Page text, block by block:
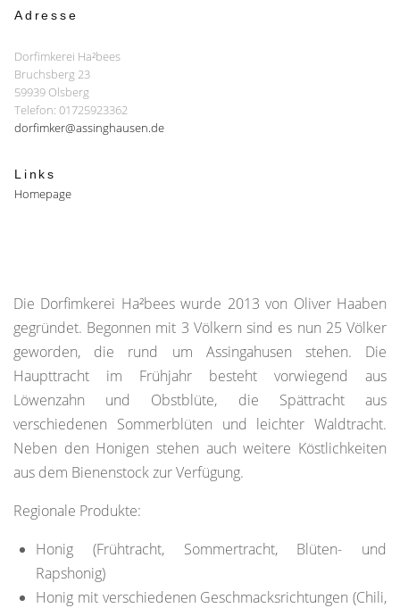
Adresse
Dorfimkerei Ha²bees
Bruchsberg 23
59939 Olsberg
Telefon: 01725923362
dorfimker@assinghausen.de
Links
Homepage
Die Dorfimkerei Ha²bees wurde 2013 von Oliver Haaben
gegründet. Begonnen mit 3 Völkern sind es nun 25 Völker
geworden, die rund um Assingahusen stehen. Die
Haupttracht im Frühjahr besteht vorwiegend aus
Löwenzahn und Obstblüte, die Spättracht aus
verschiedenen Sommerblüten und leichter Waldtracht.
Neben den Honigen stehen auch weitere Köstlichkeiten
aus dem Bienenstock zur Verfügung.
Regionale Produkte:
Honig (Frühtracht, Sommertracht, Blüten- und
Rapshonig)
Honig mit verschiedenen Geschmacksrichtungen (Chili,